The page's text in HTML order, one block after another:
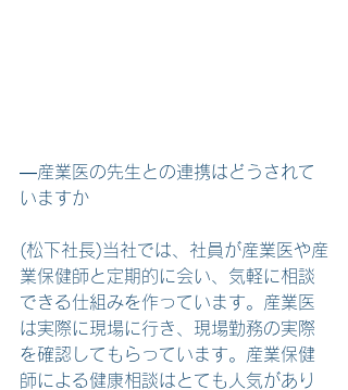
―産業医の先生との連携はどうされて
いますか
(松下社長)当社では、社員が産業医や産
業保健師と定期的に会い、気軽に相談
できる仕組みを作っています。産業医
は実際に現場に行き、現場勤務の実際
を確認してもらっています。産業保健
師による健康相談はとても人気があり